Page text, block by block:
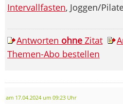
Intervallfasten, Joggen/
Antworten ohne Zitat
Themen-Abo bestellen
am 17.04.2024 um 09:23 Uhr